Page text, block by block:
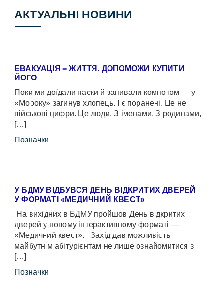
АКТУАЛЬНІ НОВИНИ
ЕВАКУАЦІЯ = ЖИТТЯ. ДОПОМОЖИ КУПИТИ
ЙОГО
Поки ми доїдали паски й запивали компотом — у
«Мороку» загинув хлопець. І є поранені. Це не
військові цифри. Це люди. З іменами. З родинами,
[…]
Позначки
У БДМУ ВІДБУВСЯ ДЕНЬ ВІДКРИТИХ ДВЕРЕЙ
У ФОРМАТІ «МЕДИЧНИЙ КВЕСТ»
На вихідних в БДМУ пройшов День відкритих
дверей у новому інтерактивному форматі —
«Медичний квест». Захід дав можливість
майбутнім абітурієнтам не лише ознайомитися з
[…]
Позначки